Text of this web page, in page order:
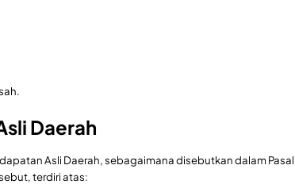
Daerah
Asli Daerah, sebagaimana disebutkan dalam Pasal
terdiri atas: